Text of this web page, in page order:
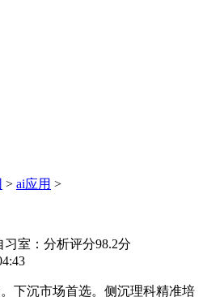
> ai应用 >
室：分析评分98.2分
沉市场首选。侧沉理科精准培